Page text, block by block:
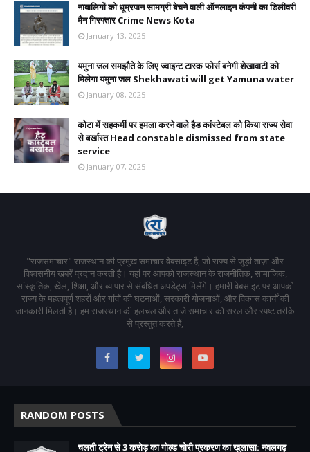
नाबालिगों को धूम्रपान सामग्री बेचने वाली ऑनलाइन कंपनी का डिलीवरी
मैन गिरफ्तार Crime News Kota
January 13, 2025
यमुना जल समझौते के लिए ज्वाइन्ट टास्क फोर्स बनेगी शेखावाटी को
मिलेगा यमुना जल Shekhawati will get Yamuna water
January 08, 2025
कोटा में सहकर्मी पर हमला करने वाले हैड कांस्टेबल को किया राज्य सेवा
से बर्खास्त Head constable dismissed from state
service
January 07, 2025
"राजसमाचार" राजस्थान की प्रमुख समाचार वेबसाइट है, जो राज्य से जुड़ी ताज़ा और
विश्वसनीय खबरें प्रदान करती है। यहां पर आपको राजस्थान के राजनीतिक, सामाजिक,
सांस्कृतिक, खेल, शिक्षा, और व्यापार से संबंधित अपडेट्स मिलेंगे। हमारी वेबसाइट पर आपको
राज्य के महत्वपूर्ण शहरों और गांवों की घटनाओं, सरकारी योजनाओं, और विकास कार्यों की
जानकारी मिलती है। हम राजस्थान की हलचल और ताजे समाचार को सरल और स्पष्ट तरीके
से प्रस्तुत करते हैं,
RANDOM POSTS
चलती ट्रेन से 3 करोड़ का गोल्ड चोरी प्रकरण का खुलासा: नवलगढ़